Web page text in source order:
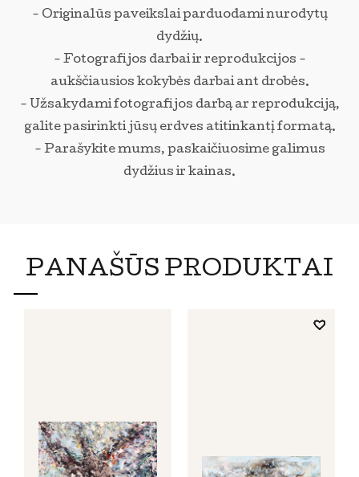
- Originalūs paveikslai parduodami nurodytų
dydžių.
- Fotografijos darbai ir reprodukcijos -
aukščiausios kokybės darbai ant drobės.
- Užsakydami fotografijos darbą ar reprodukciją,
galite pasirinkti jūsų erdves atitinkantį formatą.
- Parašykite mums, paskaičiuosime galimus
dydžius ir kainas.
PANAŠŪS PRODUKTAI